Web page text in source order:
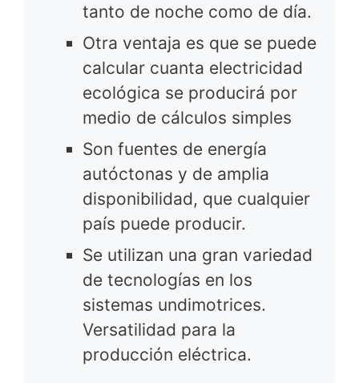
tanto de noche como de día.
Otra ventaja es que se puede
calcular cuanta electricidad
ecológica se producirá por
medio de cálculos simples
Son fuentes de energía
autóctonas y de amplia
disponibilidad, que cualquier
país puede producir.
Se utilizan una gran variedad
de tecnologías en los
sistemas undimotrices.
Versatilidad para la
producción eléctrica.